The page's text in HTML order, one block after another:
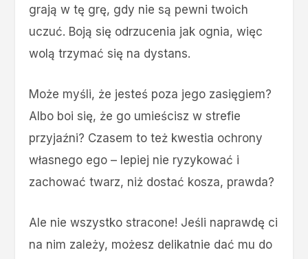
grają w tę grę, gdy nie są pewni twoich
uczuć. Boją się odrzucenia jak ognia, więc
wolą trzymać się na dystans.
Może myśli, że jesteś poza jego zasięgiem?
Albo boi się, że go umieścisz w strefie
przyjaźni? Czasem to też kwestia ochrony
własnego ego – lepiej nie ryzykować i
zachować twarz, niż dostać kosza, prawda?
Ale nie wszystko stracone! Jeśli naprawdę ci
na nim zależy, możesz delikatnie dać mu do